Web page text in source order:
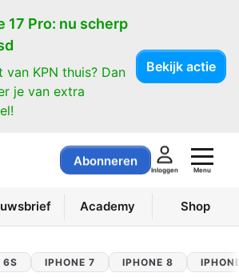
17 Pro: nu scherp
van KPN thuis? Dan
je van extra
Bekijk actie
Abonneren
Inloggen Menu
Academy Shop
6S IPHONE 7 IPHONE 8